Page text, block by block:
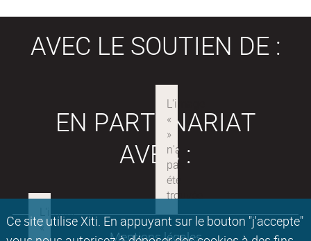
Ce site utilise Xiti. En appuyant sur le bouton "j'accepte"
AVEC LE SOUTIEN DE :
EN PARTENARIAT
AVEC :
Mentions légales